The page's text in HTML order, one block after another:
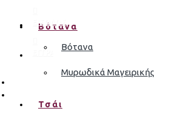
Βότανα
Βότανα
Μυρωδικά Μαγειρικής
Τσάι
ΕΙΣΟΔΟΣ
ΕΓΓΡΑΦΗ